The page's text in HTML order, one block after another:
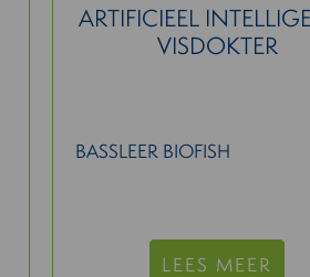
ARTIFICIEEL
VISDOKTER
BASSLEER BIOFISH
LEES MEER